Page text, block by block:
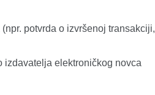
potvrda o izvršenoj transakciji,
elektroničkog novca